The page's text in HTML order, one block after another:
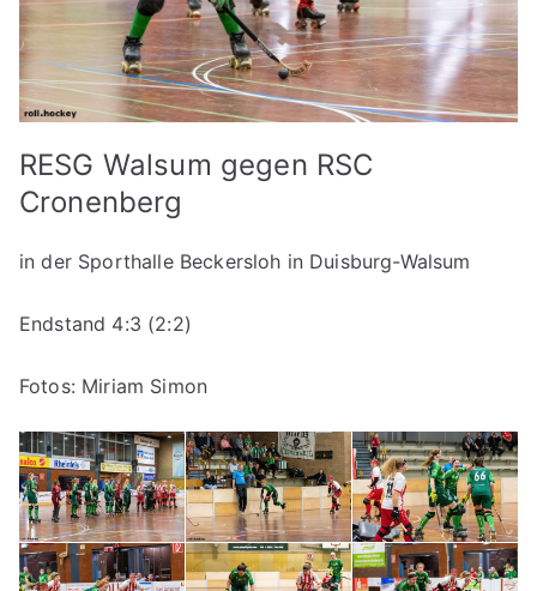
RESG Walsum gegen RSC
Cronenberg
in der Sporthalle Beckersloh in Duisburg-Walsum
Endstand 4:3 (2:2)
Fotos: Miriam Simon